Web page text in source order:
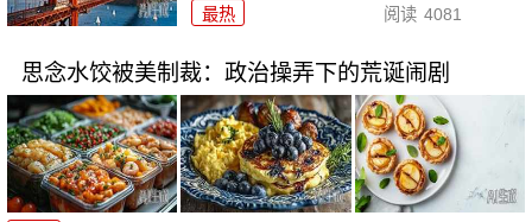
最热 阅读 4081
思念水饺被美制裁：政治操弄下的荒诞闹剧